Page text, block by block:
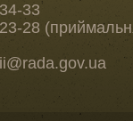
33
28